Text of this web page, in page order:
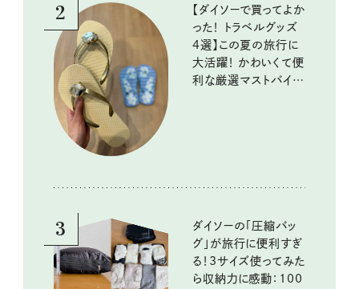
2
【ダイソーで買ってよか
った！ トラベルグッズ
4選】この夏の旅行に
大活躍！ かわいくて便
利な厳選マストバイア
3
ダイソーの「圧縮バッ
グ」が旅行に便利すぎ
る！3サイズ使ってみた
ら収納力に感動：100